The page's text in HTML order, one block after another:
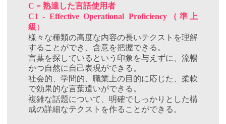
C = 熟達した言語使用者
C1 - Effective Operational Proficiency（準上
級）
様々な種類の高度な内容の長いテクストを理解
することができ、含意を把握できる。
言葉を探しているという印象を与えずに、流暢
かつ自然に自己表現ができる。
社会的、学問的、職業上の目的に応じた、柔軟
で効果的な言葉遣いができる。
複雑な話題について、明確でしっかりとした構
成の詳細なテクストを作ることができる。